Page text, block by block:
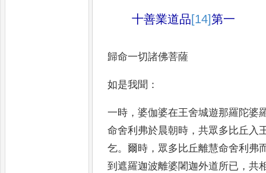
十善業道品[14]第一
歸命一切諸佛菩薩
如是我聞 ：
一時 ，婆伽婆在王舍城遊那羅陀婆
命舍利弗於晨朝時 ，共眾多比丘入
乞。爾時 ， 眾多比 丘離慧命舍利弗
到遮羅迦波離婆闍迦外道所已 ，共